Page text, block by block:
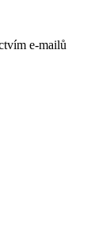
e-mailů